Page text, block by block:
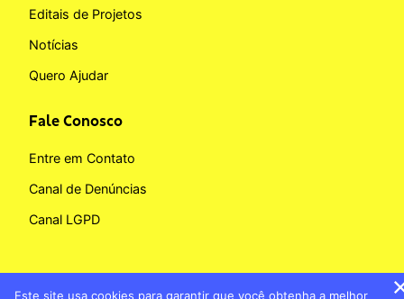
Editais de Projetos
Notícias
Quero Ajudar
Fale Conosco
Entre em Contato
Canal de Denúncias
Canal LGPD
Este site usa cookies para garantir que você obtenha a melhor